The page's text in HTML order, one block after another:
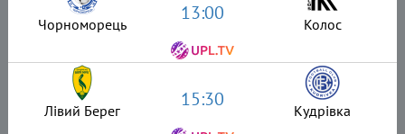
Чорноморець 13:00 Колос
Лівий Берег 15:30 Кудрівка